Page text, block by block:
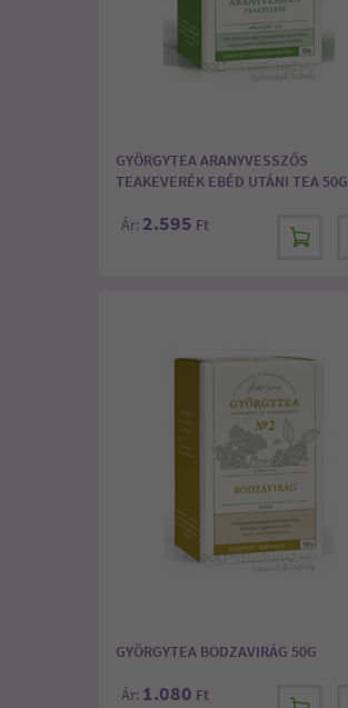
GYÖRGYTEA ARANYVESSZŐS
TEAKEVERÉK EBÉD UTÁNI TEA 50G
Ár: 2.595 Ft
GYÖRGYTEA BODZAVIRÁG 50G
Ár: 1.080 Ft